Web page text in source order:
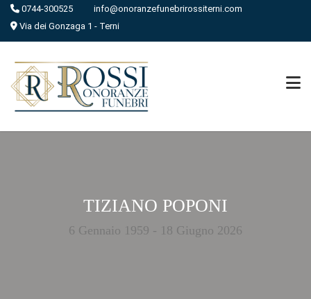
0744-300525
info@onoranzefunebrirossiterni.com
Via dei Gonzaga 1 - Terni
TIZIANO POPONI
6 Gennaio 1959 - 18 Giugno 2026